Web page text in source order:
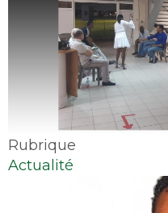
Rubrique
Actualité